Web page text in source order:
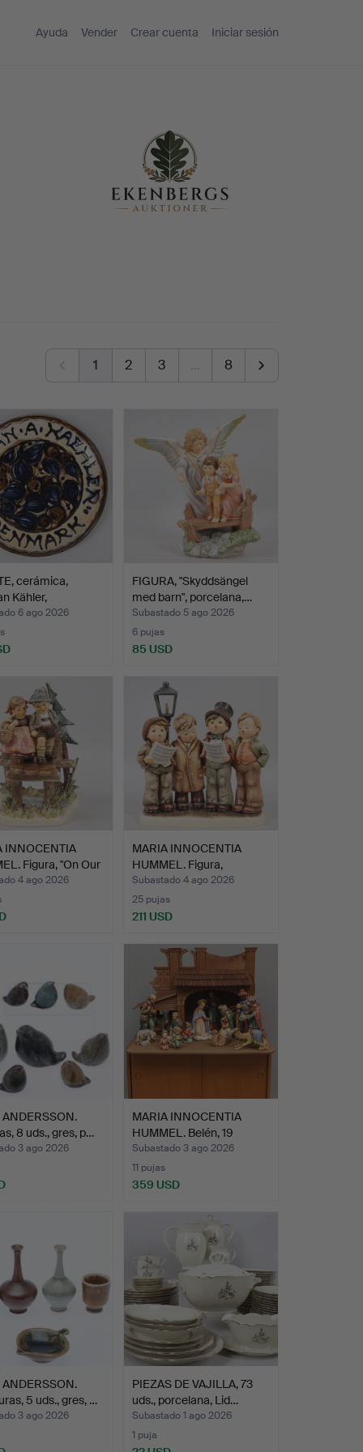
Ayuda Vender Crear cuenta Iniciar sesión
1 2 3 … 8
cerámica,
Kähler,
6 ago 2026
FIGURA, "Skyddsängel
med barn", porcelana,…
Subastado 5 ago 2026
6 pujas
85 USD
INNOCENTIA
Figura, "On Our
4 ago 2026
MARIA INNOCENTIA
HUMMEL. Figura,
"Sångkvar…
Subastado 4 ago 2026
25 pujas
211 USD
8 uds., gres, p…
3 ago 2026
MARIA INNOCENTIA
HUMMEL. Belén, 19
piezas,…
Subastado 3 ago 2026
11 pujas
359 USD
5 uds., gres, …
3 ago 2026
PIEZAS DE VAJILLA, 73
uds., porcelana, Lid…
Subastado 1 ago 2026
1 puja